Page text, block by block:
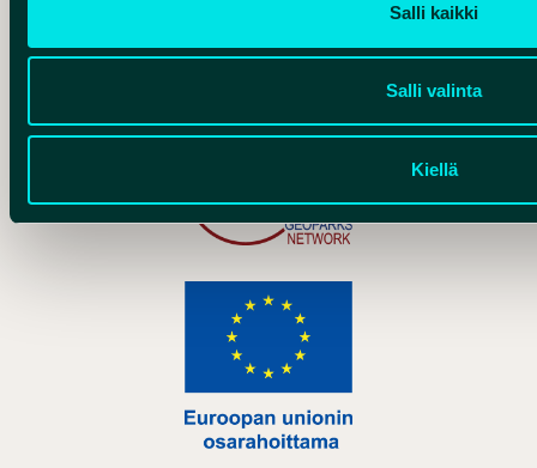
Salli kaikki
Salli valinta
Kiellä
Hankelogo
Hankelogo